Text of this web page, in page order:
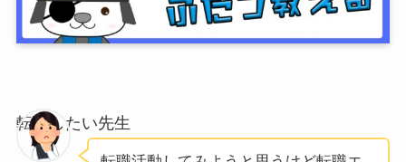
転職したい先生